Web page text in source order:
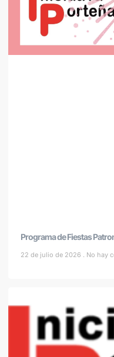
Programa de Fiestas
22 de julio de 2026 No hay